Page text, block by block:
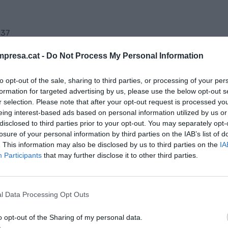
- Do Not Process My Personal Information
opt-out of the sale, sharing to third parties, or processing of your
for targeted advertising by us, please use the below opt-out
selection. Please note that after your opt-out request is processed
interest-based ads based on personal information utilized by us
to third parties prior to your opt-out. You may separately
of your personal information by third parties on the IAB’s list of
This information may also be disclosed by us to third parties on the
Participants that may further disclose it to other third parties.
Data Processing Opt Outs
opt-out of the Sharing of my personal data.
de los fondos europeosNext
que se han empezado a instalarplacas
empresas situadas en los polígonos que
es reducir los costes energéticos de las
prevé dotar al territorio de más eficiencia
por el entorno que las rodea y el medio
como el actual". Felip añade que "los